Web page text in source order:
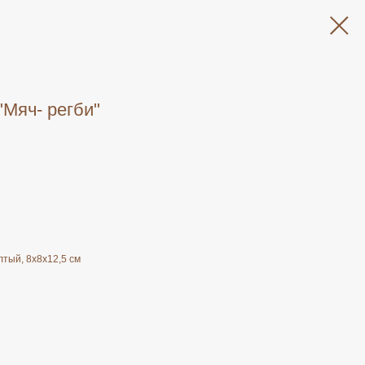
регби"
8х8х12,5 см